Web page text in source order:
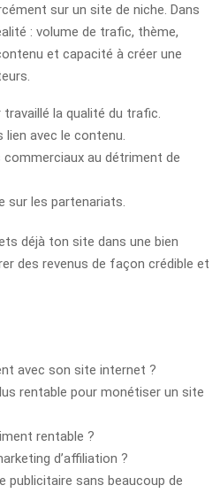
sur un site de niche. Dans
: volume de trafic, thème,
et capacité à créer une
la qualité du trafic.
avec le contenu.
au détriment de
sur les partenariats.
déjà ton site dans une bien
des revenus de façon crédible et
avec son site internet ?
rentable pour monétiser un site
rentable ?
d’affiliation ?
publicitaire sans beaucoup de